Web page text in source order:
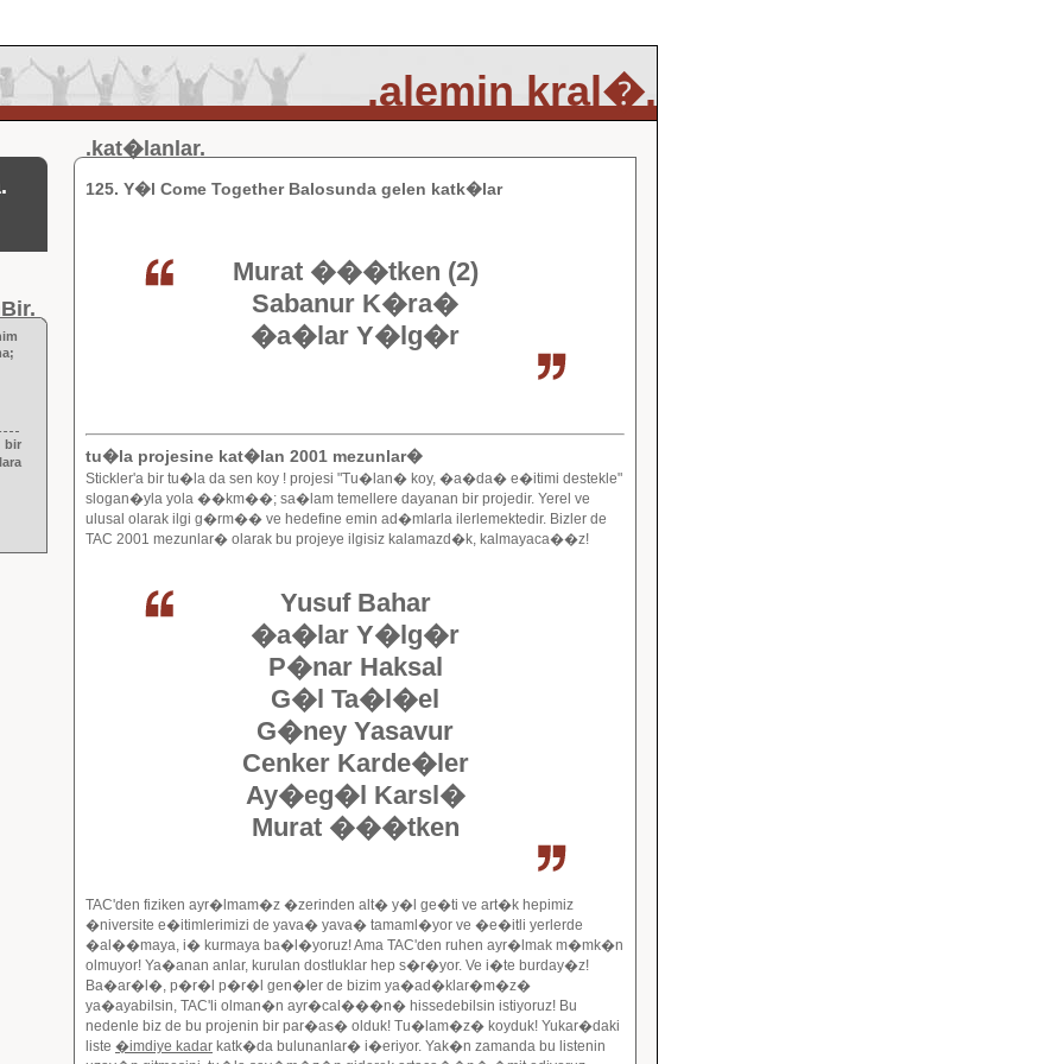
.alemin kral�.
bir
.kat�lanlar.
125. Y�l Come Together Balosunda gelen katk�lar
Murat ���tken (2)
Sabanur K�ra�
�a�lar Y�lg�r
tu�la projesine kat�lan 2001 mezunlar�
Stickler'a bir tu�la da sen koy ! projesi "Tu�lan� koy, �a�da� e�itimi destekle"
slogan�yla yola ��km��; sa�lam temellere dayanan bir projedir. Yerel ve
ulusal olarak ilgi g�rm�� ve hedefine emin ad�mlarla ilerlemektedir. Bizler de
TAC 2001 mezunlar� olarak bu projeye ilgisiz kalamazd�k, kalmayaca��z!
Yusuf Bahar
�a�lar Y�lg�r
P�nar Haksal
G�l Ta�l�el
G�ney Yasavur
Cenker Karde�ler
Ay�eg�l Karsl�
Murat ���tken
TAC'den fiziken ayr�lmam�z �zerinden alt� y�l ge�ti ve art�k hepimiz
�niversite e�itimlerimizi de yava� yava� tamaml�yor ve �e�itli yerlerde
�al��maya, i� kurmaya ba�l�yoruz! Ama TAC'den ruhen ayr�lmak m�mk�n
olmuyor! Ya�anan anlar, kurulan dostluklar hep s�r�yor. Ve i�te burday�z!
Ba�ar�l�, p�r�l p�r�l gen�ler de bizim ya�ad�klar�m�z�
ya�ayabilsin, TAC'li olman�n ayr�cal���n� hissedebilsin istiyoruz! Bu
nedenle biz de bu projenin bir par�as� olduk! Tu�lam�z� koyduk! Yukar�daki
liste �imdiye kadar katk�da bulunanlar� i�eriyor. Yak�n zamanda bu listenin